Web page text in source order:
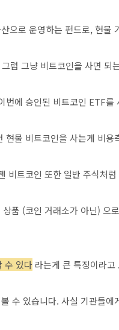
으로 운영하는 펀드로, 현물
럼 그냥 비트코인을 사면 되
번에 승인된 비트코인 ETF
물 비트코인을 사는게 비
비트코인 또한 일반 주식처럼
품 (코인 거래소가 아닌) 으
수 있다 라는게 큰 특징이라
수 있습니다. 사실 기관들